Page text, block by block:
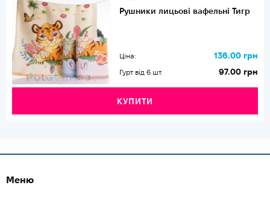
Рушники лицьові вафельні Тигр
Ціна: 136.00 грн
Гурт від 6 шт. 97.00 грн
КУПИТИ
Меню